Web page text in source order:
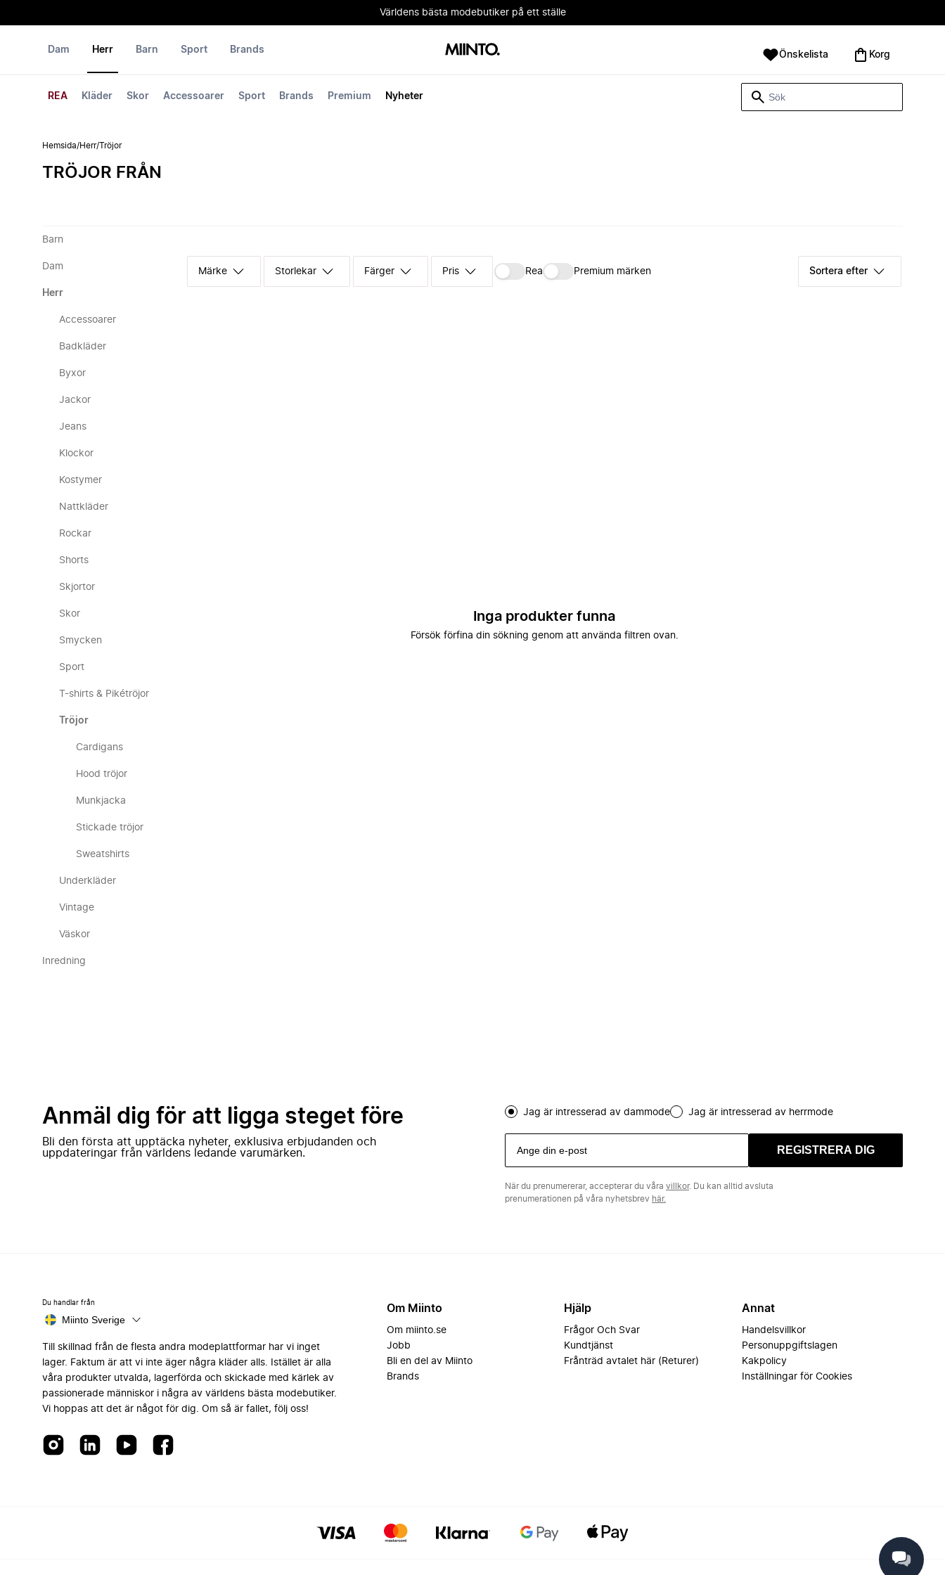
Världens bästa modebutiker på ett ställe
Dam Herr
REA Kläder Skor Accessoarer Sport Brands Premium Nyheter
Barn Sport Brands Önskelista Korg
Hemsida/Herr/Tröjor
TRÖJOR FRÅN
Barn
Dam
Herr
Accessoarer
Badkläder
Byxor
Jackor
Jeans
Klockor
Kostymer
Nattkläder
Rockar
Shorts
Skjortor
Skor
Smycken
Sport
T-shirts & Pikétröjor
Tröjor
Cardigans
Hood tröjor
Munkjacka
Stickade tröjor
Sweatshirts
Underkläder
Vintage
Väskor
Inredning
Märke Storlekar Färger Pris Rea Premium märken Sortera efter
Inga produkter funna
Försök förfina din sökning genom att använda filtren ovan.
Anmäl dig för att ligga steget före
Bli den första att upptäcka nyheter, exklusiva erbjudanden och
uppdateringar från världens ledande varumärken.
Jag är intresserad av dammode Jag är intresserad av herrmode
REGISTRERA DIG
När du prenumererar, accepterar du våra villkor. Du kan alltid avsluta
prenumerationen på våra nyhetsbrev här.
Du handlar från
Miinto Sverige
Till skillnad från de flesta andra modeplattformar har vi inget
lager. Faktum är att vi inte äger några kläder alls. Istället är alla
våra produkter utvalda, lagerförda och skickade med kärlek av
passionerade människor i några av världens bästa modebutiker.
Vi hoppas att det är något för dig. Om så är fallet, följ oss!
Om Miinto
Om miinto.se
Jobb
Bli en del av Miinto
Brands
Hjälp
Frågor Och Svar
Kundtjänst
Frånträd avtalet här (Returer)
Annat
Handelsvillkor
Personuppgiftslagen
Kakpolicy
Inställningar för Cookies